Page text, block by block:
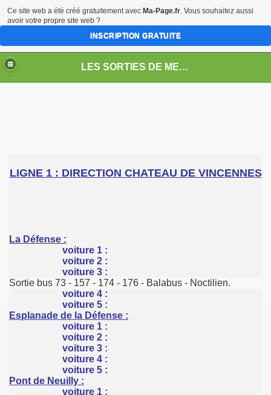
LES SORTIES DE METRO
LIGNE 1 : DIRECTION CHATEAU DE VINCENNES
La Défense :
voiture 1 :
voiture 2 :
voiture 3 :
Sortie bus 73 - 157 - 174 - 176 - Balabus - Noctilien.
voiture 4 :
voiture 5 :
Esplanade de la Défense :
voiture 1 :
voiture 2 :
voiture 3 :
voiture 4 :
voiture 5 :
Pont de Neuilly :
voiture 1 :
Ce site web a été créé gratuitement avec Ma-Page.fr. Vous souhaitez aussi
avoir votre propre site web ?
INSCRIPTION GRATUITE